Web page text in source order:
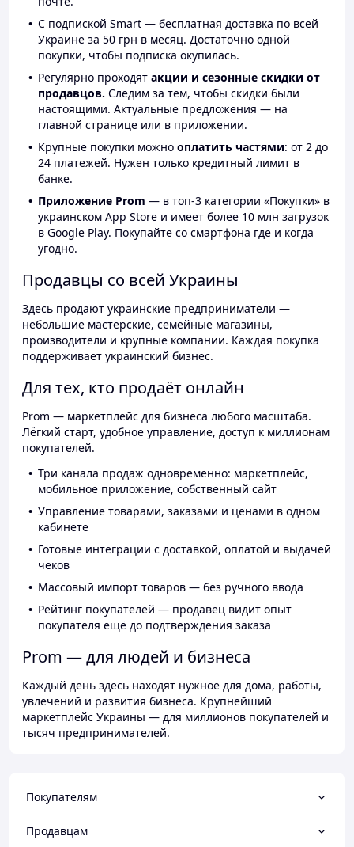
С подпиской Smart — бесплатная доставка по всей
Украине за 50 грн в месяц. Достаточно одной
покупки, чтобы подписка окупилась.
Регулярно проходят акции и сезонные скидки от
продавцов. Следим за тем, чтобы скидки были
настоящими. Актуальные предложения — на
главной странице или в приложении.
Крупные покупки можно оплатить частями: от 2 до
24 платежей. Нужен только кредитный лимит в
банке.
Приложение Prom — в топ-3 категории «Покупки» в
украинском App Store и имеет более 10 млн загрузок
в Google Play. Покупайте со смартфона где и когда
угодно.
Продавцы со всей Украины
Здесь продают украинские предприниматели —
небольшие мастерские, семейные магазины,
производители и крупные компании. Каждая покупка
поддерживает украинский бизнес.
Для тех, кто продаёт онлайн
Prom — маркетплейс для бизнеса любого масштаба.
Лёгкий старт, удобное управление, доступ к миллионам
покупателей.
Три канала продаж одновременно: маркетплейс,
мобильное приложение, собственный сайт
Управление товарами, заказами и ценами в одном
кабинете
Готовые интеграции с доставкой, оплатой и выдачей
чеков
Массовый импорт товаров — без ручного ввода
Рейтинг покупателей — продавец видит опыт
покупателя ещё до подтверждения заказа
Prom — для людей и бизнеса
Каждый день здесь находят нужное для дома, работы,
увлечений и развития бизнеса. Крупнейший
маркетплейс Украины — для миллионов покупателей и
тысяч предпринимателей.
Покупателям
Продавцам